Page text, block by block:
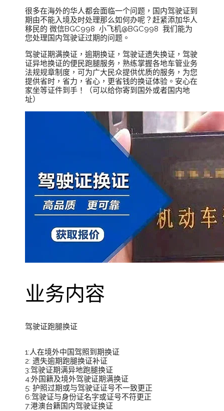
很多在海外的华人都会面临一个问题，国内驾驶证到
期由不能入境及时处理那么如何办呢？赶紧添加华人
移民的 微信BGC998 小飞机@BGC998 我们能为
您处理国内驾驶证过期的问题。
驾驶证期满换证，逾期换证，驾驶证遗失换证，驾驶
证异地换证的便民跑腿服务，熟练掌握各地车管业务
法规规章制度，可为广大民众提供优质的服务，为您
提供省时，省力，省心，更省钱的换证体验。安心在
家坐等证件到手！（可以给你寄到国外或者国内地
址）
业务内容
驾驶证跑腿换证
1:人在境外中国驾照到期换证
2: 遗失逾期跑腿换证补证
3:驾驶证期满异地跑腿换证
4:外国籍及境外驾驶证期满换证
5: 护照过期或与驾驶证证号不一致更正
6:驾驶证与身份证名字或证号不符更正
7:港澳台籍国内驾驶证换证